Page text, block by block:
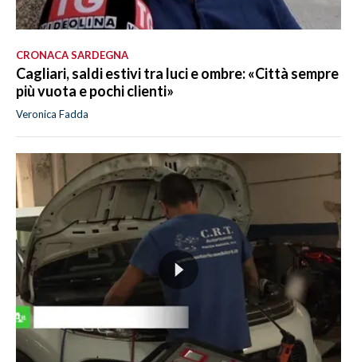
CRONACA SARDEGNA
Cagliari, saldi estivi tra luci e ombre: «Città sempre
più vuota e pochi clienti»
Veronica Fadda